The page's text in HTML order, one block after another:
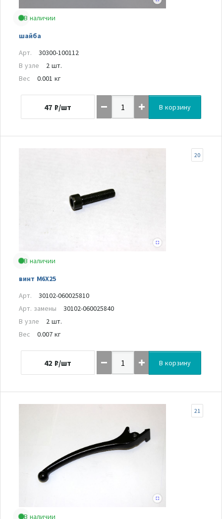
В наличии
шайба
Арт.
30300-100112
В узле
2 шт.
Вес
0.001 кг
47 ₽/шт В корзину
В наличии
винт M6X25
20
Арт.
30102-060025810
Арт. замены
30102-060025840
В узле
2 шт.
Вес
0.007 кг
42 ₽/шт В корзину
В наличии
21